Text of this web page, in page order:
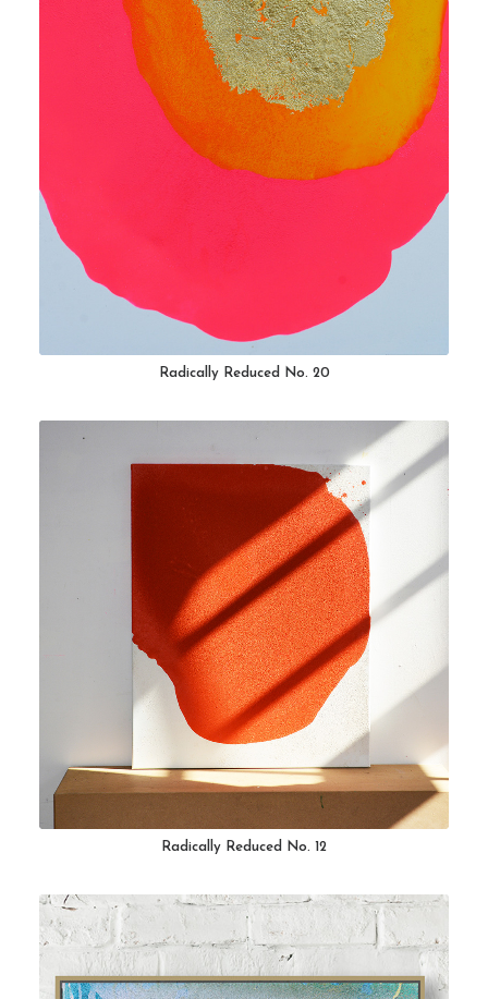
Radically Reduced No. 20
Radically Reduced No. 12